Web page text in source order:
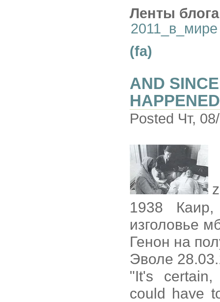
Ленты
2011_в_мире
(fa)
AND
HAPPENED
Posted Чт,
1938
изголовье
Генон на
Эволе
"It's
could have